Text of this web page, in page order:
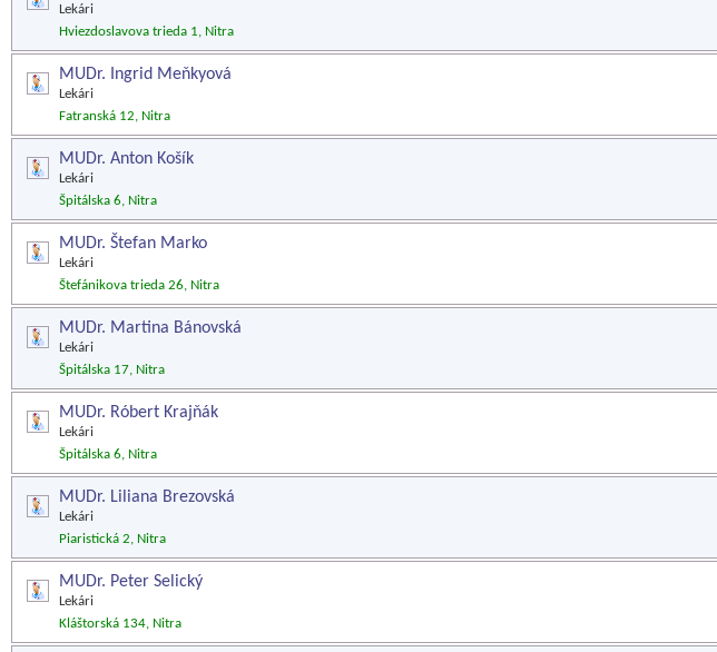
Lekári
Hviezdoslavova trieda 1, Nitra
MUDr. Ingrid Meňkyová
Lekári
Fatranská 12, Nitra
MUDr. Anton Košík
Lekári
Špitálska 6, Nitra
MUDr. Štefan Marko
Lekári
Štefánikova trieda 26, Nitra
MUDr. Martina Bánovská
Lekári
Špitálska 17, Nitra
MUDr. Róbert Krajňák
Lekári
Špitálska 6, Nitra
MUDr. Liliana Brezovská
Lekári
Piaristická 2, Nitra
MUDr. Peter Selický
Lekári
Kláštorská 134, Nitra